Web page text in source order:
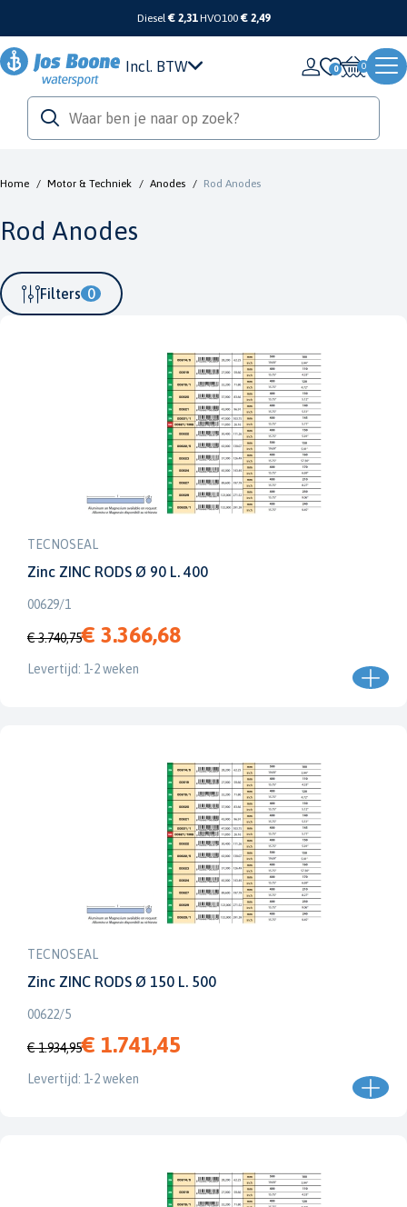
Diesel€ 2,31 HVO100 € 2,49
Incl. BTW 0
Home / Motor & Techniek / Anodes / Rod Anodes
Rod Anodes
Filters 0
TECNOSEAL
Zinc ZINC RODS Ø 90 L. 400
00629/1
€ 3.740,75€ 3.366,68
Levertijd: 1-2 weken
TECNOSEAL
Zinc ZINC RODS Ø 150 L. 500
00622/5
€ 1.934,95€ 1.741,45
Levertijd: 1-2 weken